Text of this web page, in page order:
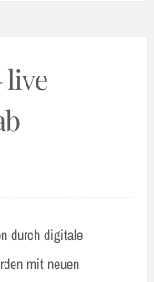
live
durch digitale
mit neuen